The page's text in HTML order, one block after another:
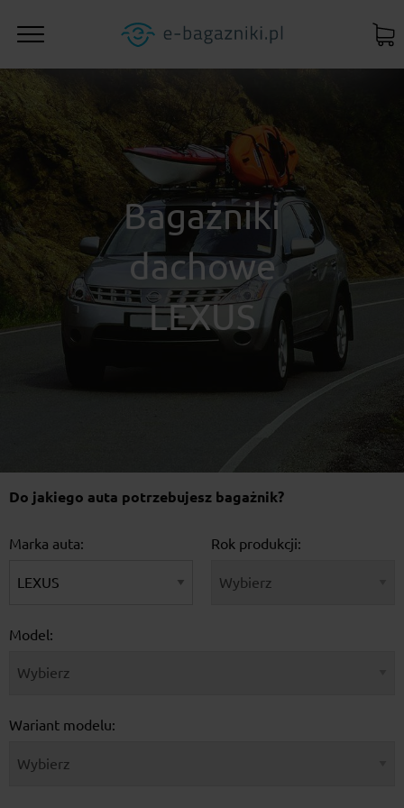
Bagażniki
dachowe
LEXUS
Do jakiego auta potrzebujesz bagażnik?
Marka auta: Rok produkcji:
Model:
Wariant modelu: